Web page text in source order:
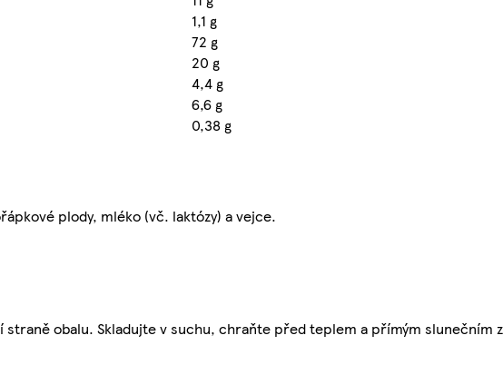
1,1 g
72 g
20 g
4,4 g
6,6 g
0,38 g
plody, mléko (vč. laktózy) a vejce.
straně obalu. Skladujte v suchu, chraňte před teplem a přímým slunečním